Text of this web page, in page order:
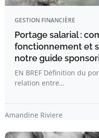
GESTION FINANCIÈRE
Portage salarial :
fonctionnement et
notre guide
EN BREF Définition du
relation entre…
Amandine Riviere